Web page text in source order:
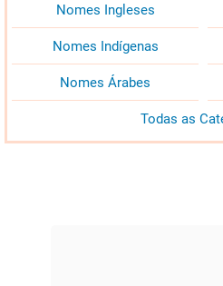
Nomes Ingleses
Nomes Indígenas
Nomes Árabes
Todas as